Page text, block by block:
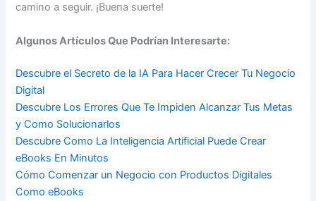
camino a seguir. ¡Buena suerte!
Algunos Artículos Que Podrían Interesarte:
Descubre el Secreto de la IA Para Hacer Crecer Tu Negocio
Digital
Descubre Los Errores Que Te Impiden Alcanzar Tus Metas
y Como Solucionarlos
Descubre Como La Inteligencia Artificial Puede Crear
eBooks En Minutos
Cómo Comenzar un Negocio con Productos Digitales
Como eBooks